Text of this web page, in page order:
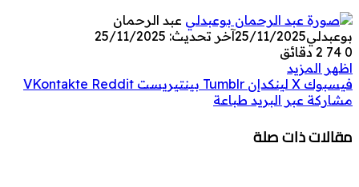
عبد الرحمان
بوعبدلي25/11/2025آخر تحديث: 25/11/2025
0
2 دقائق
اظهر المزيد
فيسبوك ‫X لينكدإن بينتيريست
مشاركة عبر البريد طباعة
مقالات ذات صلة